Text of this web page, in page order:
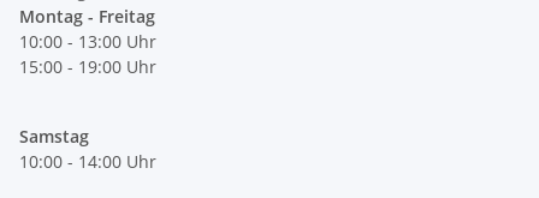
Montag - Freitag
10:00 - 13:00 Uhr
15:00 - 19:00 Uhr
Samstag
10:00 - 14:00 Uhr